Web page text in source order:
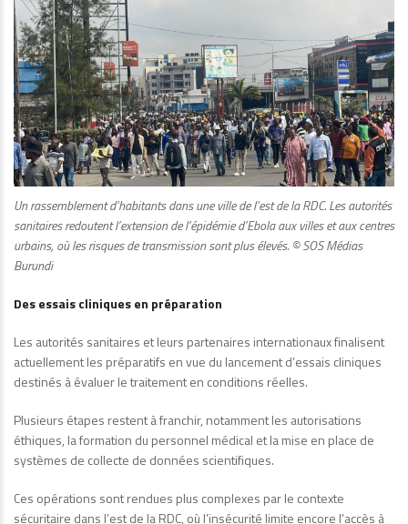
Un rassemblement d’habitants dans une ville de l’est de la RDC. Les autorités
sanitaires redoutent l’extension de l’épidémie d’Ebola aux villes et aux centres
urbains, où les risques de transmission sont plus élevés. © SOS Médias
Burundi
Des essais cliniques en préparation
Les autorités sanitaires et leurs partenaires internationaux finalisent
actuellement les préparatifs en vue du lancement d’essais cliniques
destinés à évaluer le traitement en conditions réelles.
Plusieurs étapes restent à franchir, notamment les autorisations
éthiques, la formation du personnel médical et la mise en place de
systèmes de collecte de données scientifiques.
Ces opérations sont rendues plus complexes par le contexte
sécuritaire dans l’est de la RDC, où l’insécurité limite encore l’accès à